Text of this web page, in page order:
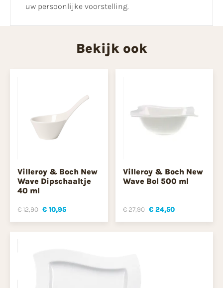
uw persoonlijke voorstelling.
Bekijk ook
Villeroy & Boch New
Wave Dipschaaltje
40 ml
€ 12,90 € 10,95
Villeroy & Boch New
Wave Bol 500 ml
€ 27,90 € 24,50